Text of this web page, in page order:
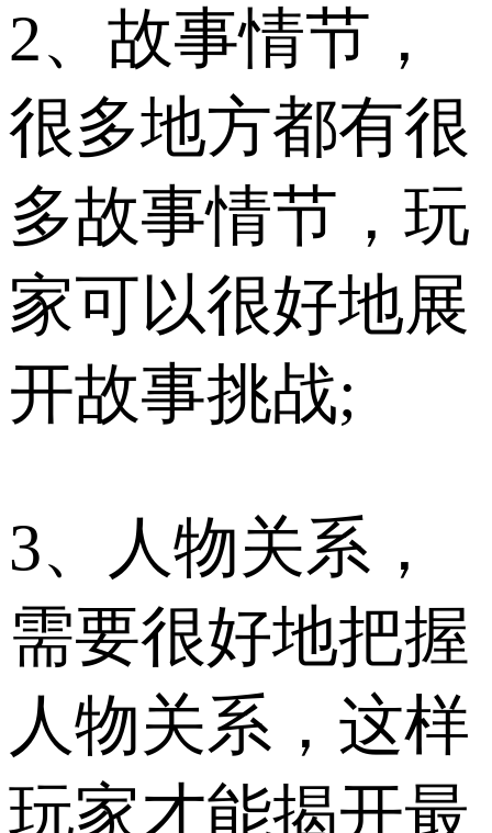
2、故事情节，
很多地方都有很
多故事情节，玩
家可以很好地展
开故事挑战;
3、人物关系，
需要很好地把握
人物关系，这样
玩家才能揭开最